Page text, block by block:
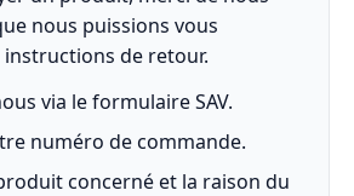
nous puissions vous
de retour.
via le formulaire SAV.
numéro de commande.
concerné et la raison du